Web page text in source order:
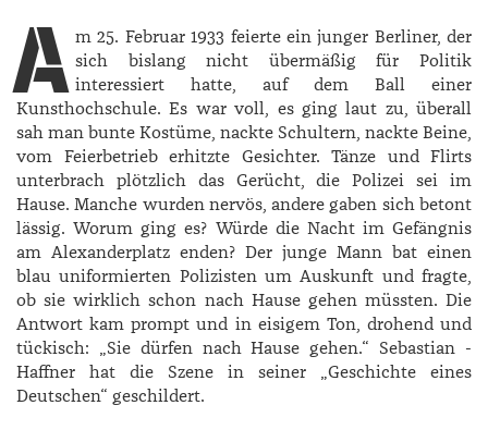
A m 25. Februar 1933 feierte ein junger Berliner, der
sich bislang nicht übermäßig für Politik
interessiert hatte, auf dem Ball einer
Kunsthochschule. Es war voll, es ging laut zu, überall
sah man bunte Kostüme, nackte Schultern, nackte Beine,
vom Feierbetrieb erhitzte Gesichter. Tänze und Flirts
unterbrach plötzlich das Gerücht, die Polizei sei im
Hause. Manche wurden nervös, andere gaben sich betont
lässig. Worum ging es? Würde die Nacht im Gefängnis
am Alexanderplatz enden? Der junge Mann bat einen
blau uniformierten Polizisten um Auskunft und fragte,
ob sie wirklich schon nach Hause gehen müssten. Die
Antwort kam prompt und in eisigem Ton, drohend und
tückisch: „Sie dürfen nach Hause gehen.“ ­Sebastian ­
Haffner hat die Szene in seiner „Geschichte eines
Deutschen“ geschildert.